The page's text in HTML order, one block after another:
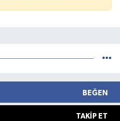
BEĞEN
TAKIP ET